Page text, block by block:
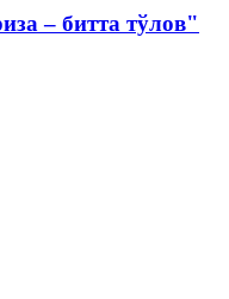
– битта тўлов"